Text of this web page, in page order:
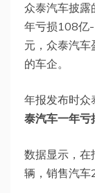
众泰汽车披
年亏损108亿
元，众泰汽
的车企。
年报发布时众
泰汽车一年亏
数据显示，
辆，销售汽车